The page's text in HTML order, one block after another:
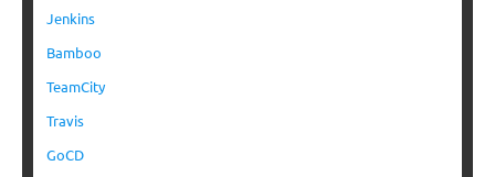
Jenkins
Bamboo
TeamCity
Travis
GoCD